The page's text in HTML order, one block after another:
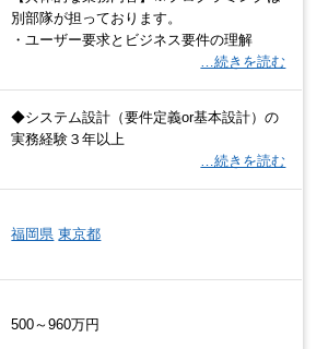
別部隊が担っております。
・ユーザー要求とビジネス要件の理解
…続きを読む
◆システム設計（要件定義or基本設計）の
実務経験３年以上
…続きを読む
福岡県 東京都
500～960万円